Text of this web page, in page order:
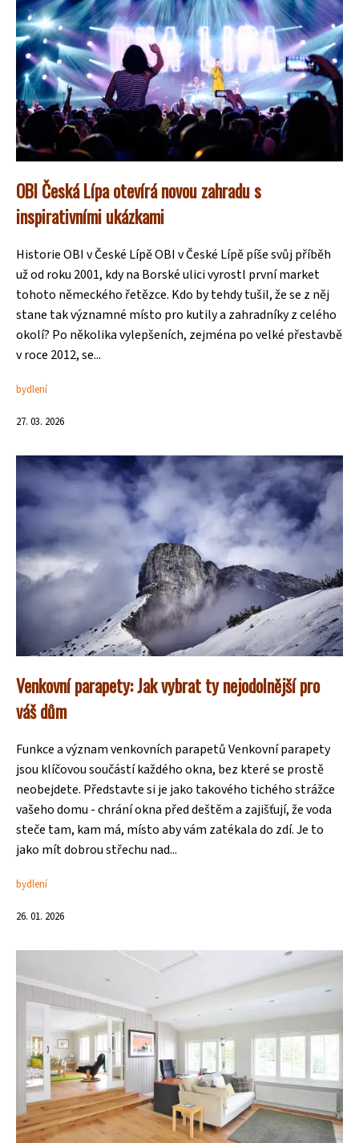
OBI Česká Lípa otevírá novou zahradu s
inspirativními ukázkami
Historie OBI v České Lípě OBI v České Lípě píše svůj příběh
už od roku 2001, kdy na Borské ulici vyrostl první market
tohoto německého řetězce. Kdo by tehdy tušil, že se z něj
stane tak významné místo pro kutily a zahradníky z celého
okolí? Po několika vylepšeních, zejména po velké přestavbě
v roce 2012, se...
bydlení
27. 03. 2026
Venkovní parapety: Jak vybrat ty nejodolnější pro
váš dům
Funkce a význam venkovních parapetů Venkovní parapety
jsou klíčovou součástí každého okna, bez které se prostě
neobejdete. Představte si je jako takového tichého strážce
vašeho domu - chrání okna před deštěm a zajišťují, že voda
steče tam, kam má, místo aby vám zatékala do zdí. Je to
jako mít dobrou střechu nad...
bydlení
26. 01. 2026